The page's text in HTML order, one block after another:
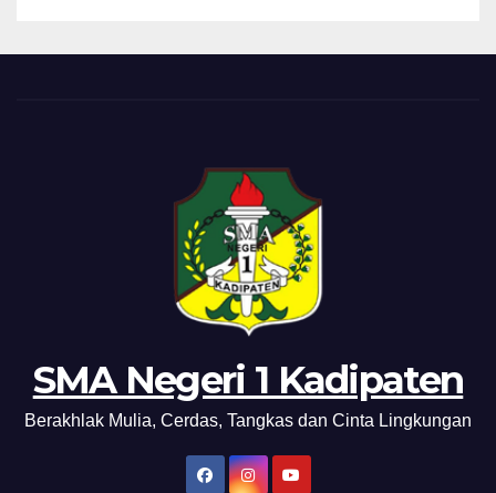
SMA Negeri 1 Kadipaten
Berakhlak Mulia, Cerdas, Tangkas dan Cinta Lingkungan